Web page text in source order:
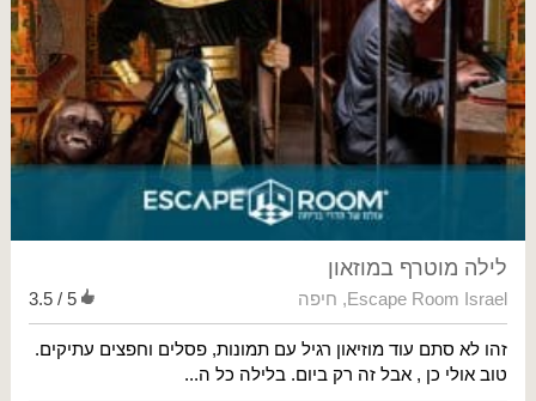
לילה מוטרף במוזאון
Escape Room Israel
, חיפה 3.5 / 5
זהו לא סתם עוד מוזיאון רגיל עם תמונות, פסלים וחפצים עתיקים.
טוב אולי כן , אבל זה רק ביום. בלילה כל ה...